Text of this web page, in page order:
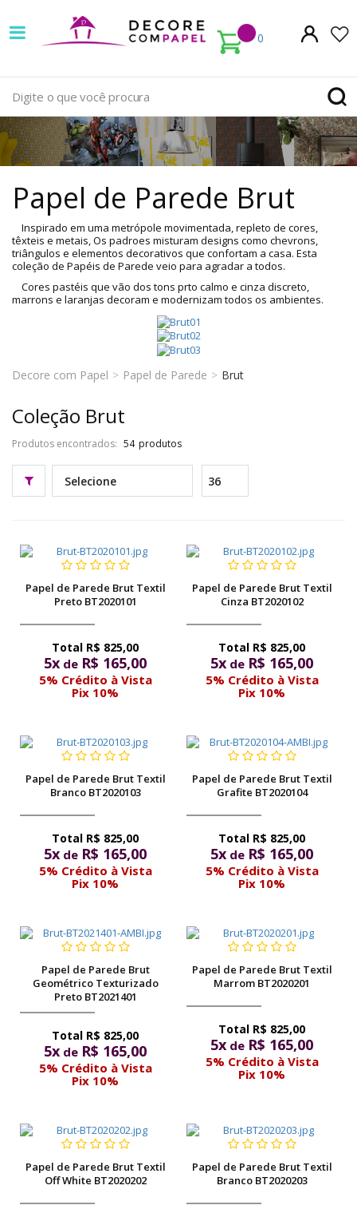
Papel
de
Parede
Brut
para
Vestir
Casa.
Opções
de
Papel
de
para
Quartos,
Salas,
Lavabos,
Escritórios
muita
delicadeza
sofisticação
0
Decore
com
papel
é
pioneira
em
venda
de
Papel
de
pela
Internet
Papel de Parede Brut
Inspirado em uma metrópole movimentada, repleto de cores,
têxteis e metais, Os padroes misturam designs como chevrons,
triângulos e elementos decorativos que confortam a casa. Esta
coleção de Papéis de Parede veio para agradar a todos.
Cores pastéis que vão dos tons prto calmo e cinza discreto,
marrons e laranjas decoram e modernizam todos os ambientes.
Decore com Papel Papel de Parede Brut
Coleção Brut
Produtos encontrados: 54
Papel de Parede Brut Textil
Preto BT2020101
R$ 825,00
5x de R$ 165,00
5% Crédito à Vista
Pix 10%
Papel de Parede Brut Textil
Cinza BT2020102
R$ 825,00
5x de R$ 165,00
5% Crédito à Vista
Pix 10%
Papel de Parede Brut Textil
Branco BT2020103
R$ 825,00
5x de R$ 165,00
5% Crédito à Vista
Pix 10%
Papel de Parede Brut Textil
Grafite BT2020104
R$ 825,00
5x de R$ 165,00
5% Crédito à Vista
Pix 10%
Papel de Parede Brut
Geométrico Texturizado
Preto BT2021401
R$ 825,00
5x de R$ 165,00
5% Crédito à Vista
Pix 10%
Papel de Parede Brut Textil
Marrom BT2020201
R$ 825,00
5x de R$ 165,00
5% Crédito à Vista
Pix 10%
Papel de Parede Brut Textil
Off White BT2020202
Papel de Parede Brut Textil
Branco BT2020203